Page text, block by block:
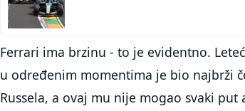
Ferrari ima brzinu - to je evidentno.
u određenim momentima je bio najbrži
Russela, a ovaj mu nije mogao svaki